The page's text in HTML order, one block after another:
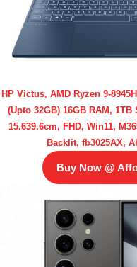
HP Victus, AMD Ryzen 9-
(Upto 32GB) 16GB RAM,
15.639.6cm, FHD, Win11,
Backlit, fb3025AX,
Buy Now @